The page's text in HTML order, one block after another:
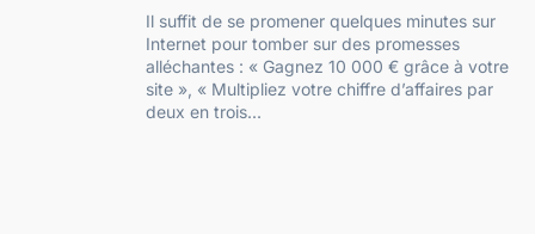
Il suffit de se promener quelques minutes sur
Internet pour tomber sur des promesses
alléchantes : « Gagnez 10 000 € grâce à votre
site », « Multipliez votre chiffre d’affaires par
deux en trois